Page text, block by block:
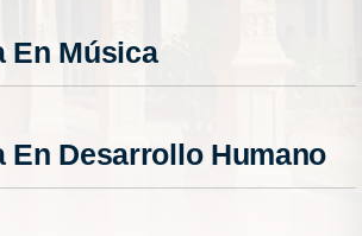
En Música
En Desarrollo Humano